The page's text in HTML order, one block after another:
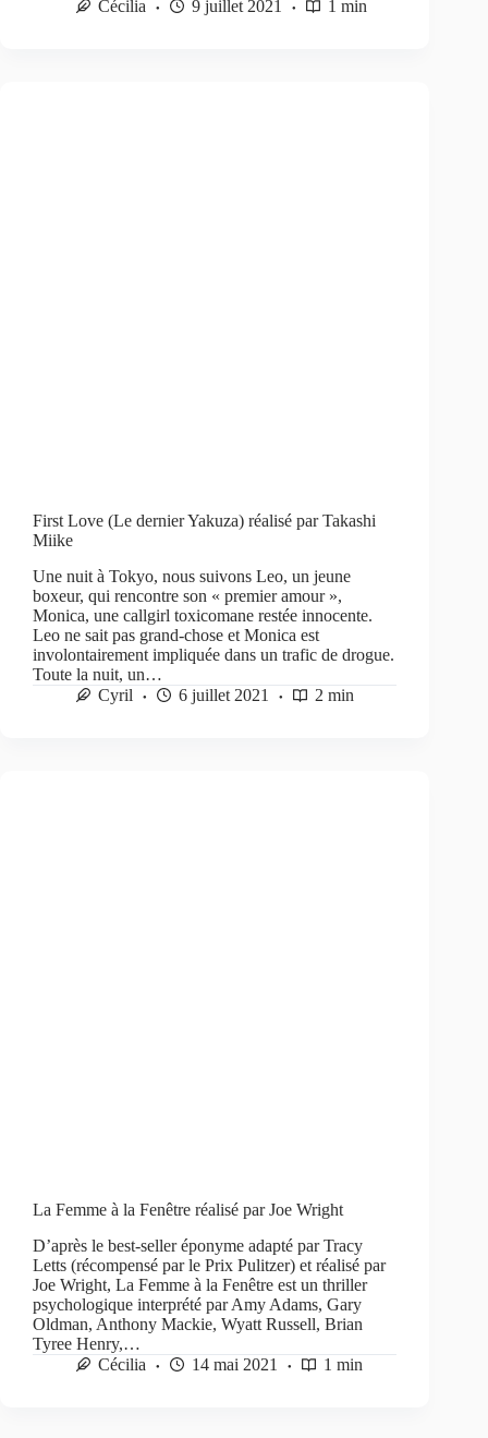
Cécilia
9 juillet 2021 1 min
First Love (Le dernier Yakuza) réalisé par Takashi
Miike
Une nuit à Tokyo, nous suivons Leo, un jeune
boxeur, qui rencontre son « premier amour »,
Monica, une callgirl toxicomane restée innocente.
Leo ne sait pas grand-chose et Monica est
involontairement impliquée dans un trafic de drogue.
Toute la nuit, un…
Cyril
6 juillet 2021 2 min
La Femme à la Fenêtre réalisé par Joe Wright
D’après le best-seller éponyme adapté par Tracy
Letts (récompensé par le Prix Pulitzer) et réalisé par
Joe Wright, La Femme à la Fenêtre est un thriller
psychologique interprété par Amy Adams, Gary
Oldman, Anthony Mackie, Wyatt Russell, Brian
Tyree Henry,…
Cécilia
14 mai 2021 1 min